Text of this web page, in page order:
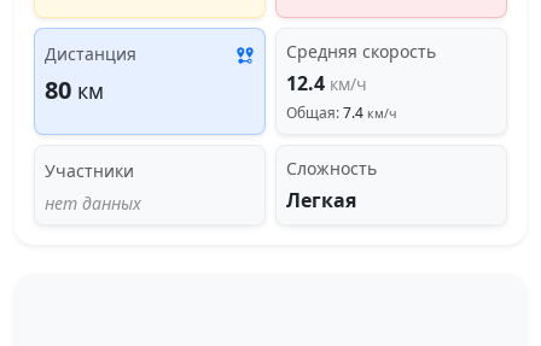
Дистанция
80 км
Средняя скорость
12.4 км/ч
Общая:7.4 км/ч
Участники
нет данных
Сложность
Легкая